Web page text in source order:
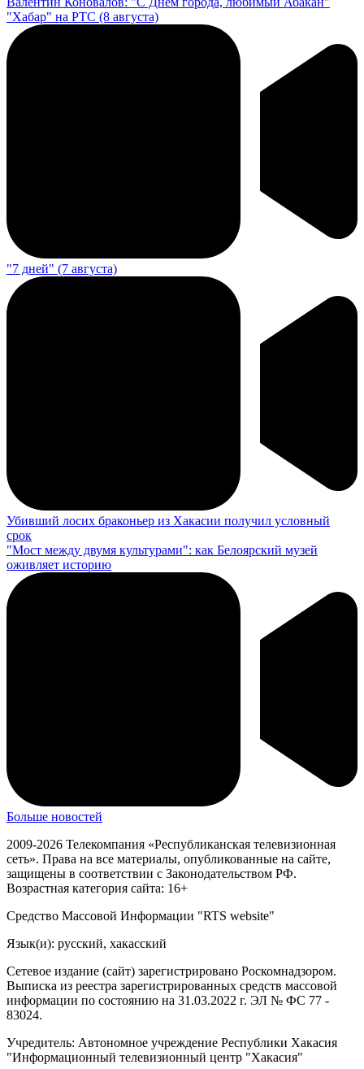
"Хабар" на РТС (8 августа)
"7 дней" (7 августа)
Убивший лосих браконьер из Хакасии получил условный
срок
"Мост между двумя культурами": как Белоярский музей
оживляет историю
Больше новостей
2009-2026 Телекомпания «Республиканская телевизионная
сеть». Права на все материалы, опубликованные на сайте,
защищены в соответствии с Законодательством РФ.
Возрастная категория сайта: 16+
Средство Массовой Информации "RTS website"
Язык(и): русский, хакасский
Сетевое издание (сайт) зарегистрировано Роскомнадзором.
Выписка из реестра зарегистрированных средств массовой
информации по состоянию на 31.03.2022 г. ЭЛ № ФС 77 -
83024.
Учредитель: Автономное учреждение Республики Хакасия
"Информационный телевизионный центр "Хакасия"